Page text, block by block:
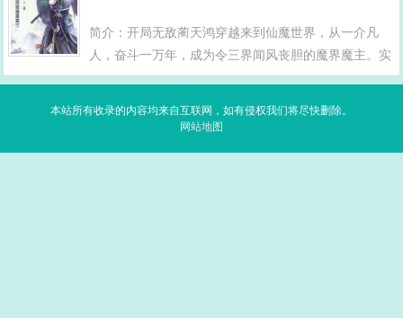
简介：开局无敌蔺天鸿穿越来到仙魔世界，从一介凡
人，奋斗一万年，成为令三界闻风丧胆的魔界魔主。实
力之恐怖，令三界众生都颤栗。为了完善自己的道，他
本站所有收录的内容均来自互联网，如有侵权我们将尽快删除。
网站地图